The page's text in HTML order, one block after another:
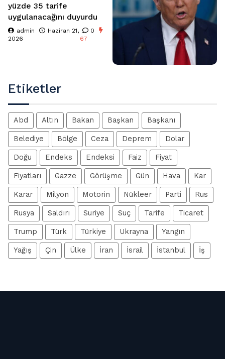
yüzde 35 tarife
uygulanacağını duyurdu
admin
Haziran 21,
2026
0
67
Etiketler
Abd Altın Bakan Başkan Başkanı
Belediye Bölge Ceza Deprem Dolar
Doğu Endeks Endeksi Faiz Fiyat
Fiyatları Gazze Görüşme Gün Hava Kar
Karar Milyon Motorin Nükleer Parti Rus
Rusya Saldırı Suriye Suç Tarife Ticaret
Trump Türk Türkiye Ukrayna Yangın
Yağış Çin Ülke İran İsrail İstanbul İş